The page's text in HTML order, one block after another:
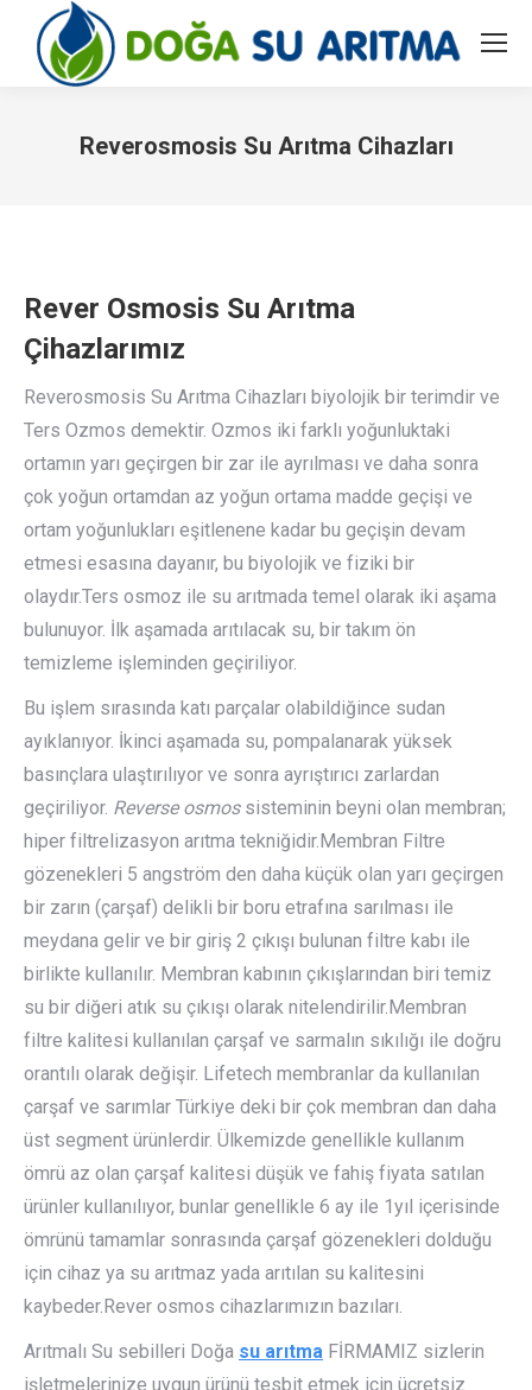
Reverosmosis Su Arıtma Cihazları
Rever Osmosis Su Arıtma
Çihazlarımız
Reverosmosis Su Arıtma Cihazları biyolojik bir terimdir ve
Ters Ozmos demektir. Ozmos iki farklı yoğunluktaki
ortamın yarı geçirgen bir zar ile ayrılması ve daha sonra
çok yoğun ortamdan az yoğun ortama madde geçişi ve
ortam yoğunlukları eşitlenene kadar bu geçişin devam
etmesi esasına dayanır, bu biyolojik ve fiziki bir
olaydır.Ters osmoz ile su arıtmada temel olarak iki aşama
bulunuyor. İlk aşamada arıtılacak su, bir takım ön
temizleme işleminden geçiriliyor.
Bu işlem sırasında katı parçalar olabildiğince sudan
ayıklanıyor. İkinci aşamada su, pompalanarak yüksek
basınçlara ulaştırılıyor ve sonra ayrıştırıcı zarlardan
geçiriliyor. Reverse osmossisteminin beyni olan membran;
hiper filtrelizasyon arıtma tekniğidir.Membran Filtre
gözenekleri 5 angström den daha küçük olan yarı geçirgen
bir zarın (çarşaf) delikli bir boru etrafına sarılması ile
meydana gelir ve bir giriş 2 çıkışı bulunan filtre kabı ile
birlikte kullanılır. Membran kabının çıkışlarından biri temiz
su bir diğeri atık su çıkışı olarak nitelendirilir.Membran
filtre kalitesi kullanılan çarşaf ve sarmalın sıkılığı ile doğru
orantılı olarak değişir. Lifetech membranlar da kullanılan
çarşaf ve sarımlar Türkiye deki bir çok membran dan daha
üst segment ürünlerdir. Ülkemizde genellikle kullanım
ömrü az olan çarşaf kalitesi düşük ve fahiş fiyata satılan
ürünler kullanılıyor, bunlar genellikle 6 ay ile 1yıl içerisinde
ömrünü tamamlar sonrasında çarşaf gözenekleri dolduğu
için cihaz ya su arıtmaz yada arıtılan su kalitesini
kaybeder.Rever osmos cihazlarımızın bazıları.
Arıtmalı Su sebilleri Doğa su arıtma FİRMAMIZ sizlerin
işletmelerinize uygun ürünü tesbit etmek için üçretsiz